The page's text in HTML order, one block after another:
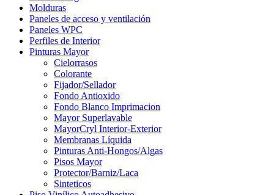
Molduras
Paneles de acceso y ventilación
Paneles WPC
Perfiles de Interior
Pinturas Mayor
Cielorrasos
Colorante
Fijador/Sellador
Fondo Antioxido
Fondo Blanco Imprimacion
Mayor Superlavable
MayorCryl Interior-Exterior
Membranas Líquida
Pinturas Anti-Hongos/Algas
Pisos Mayor
Protector/Barniz/Laca
Sinteticos